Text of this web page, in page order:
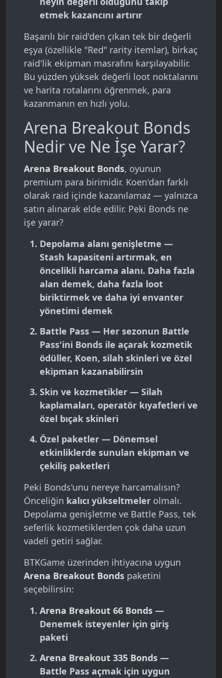
etmek kazancını artırır
Başarılı bir raid'den çıkan tek bir değerli
eşya (özellikle "Red" rarity itemlar), birkaç
raid'lik ekipman masrafını karşılayabilir.
Bu yüzden yüksek değerli loot noktalarını
ve harita rotalarını öğrenmek, para
kazanmanın en hızlı yolu.
Arena Breakout Bonds
Nedir ve Ne İşe Yarar?
Arena Breakout Bonds, oyunun
premium para birimidir. Koen'dan farklı
olarak raid içinde kazanılamaz — yalnızca
satın alınarak elde edilir. Peki Bonds ne
işe yarar?
Depolama alanı genişletme —
Stash kapasiteni artırmak, en
öncelikli harcama alanı. Daha fazla
alan demek, daha fazla loot
biriktirmek ve daha iyi envanter
yönetimi demek
Battle Pass — Her sezonun Battle
Pass'ini Bonds ile açarak kozmetik
ödüller, Koen, silah skinleri ve özel
ekipman kazanabilirsin
Skin ve kozmetikler — Silah
kaplamaları, operatör kıyafetleri ve
özel bıçak skinleri
Özel paketler — Dönemsel
etkinliklerde sunulan ekipman ve
çekiliş paketleri
Peki Bonds'unu nereye harcamalısın?
Önceliğin kalıcı yükseltmeler olmalı.
Depolama genişletme ve Battle Pass, tek
seferlik kozmetiklerden çok daha uzun
vadeli getiri sağlar.
BTKGame üzerinden ihtiyacına uygun
Arena Breakout Bonds paketini
seçebilirsin:
Arena Breakout 66 Bonds —
Denemek isteyenler için giriş
paketi
Arena Breakout 335 Bonds —
Battle Pass açmak için uygun